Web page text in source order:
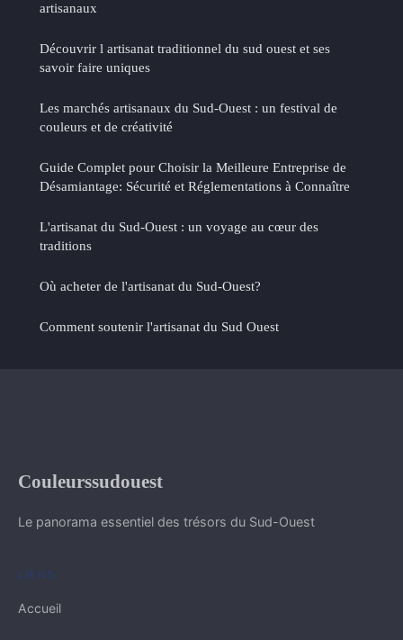
artisanaux
Découvrir l artisanat traditionnel du sud ouest et ses
savoir faire uniques
Les marchés artisanaux du Sud-Ouest : un festival de
couleurs et de créativité
Guide Complet pour Choisir la Meilleure Entreprise de
Désamiantage: Sécurité et Réglementations à Connaître
L'artisanat du Sud-Ouest : un voyage au cœur des
traditions
Où acheter de l'artisanat du Sud-Ouest?
Comment soutenir l'artisanat du Sud Ouest
Couleurssudouest
Le panorama essentiel des trésors du Sud-Ouest
LIENS
Accueil